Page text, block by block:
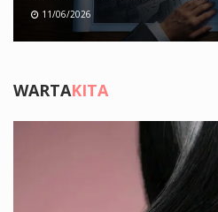
11/06/2026
WARTAKITA